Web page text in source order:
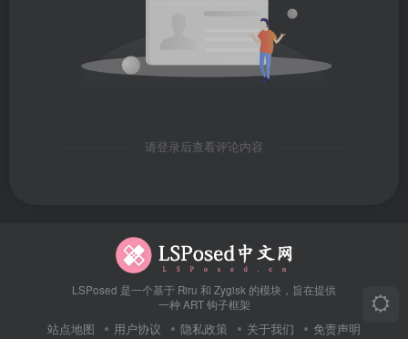
请登录后查看评论内容
LSPosed 是一个基于 Riru 和 Zygisk 的模块，旨在提供
一种 ART 钩子框架
站点地图 用户协议 隐私政策 关于我们 免责声明